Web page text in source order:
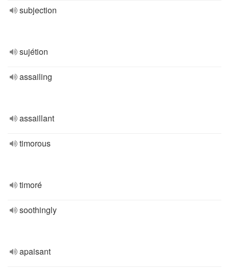
subjection
sujétion
assailing
assaillant
timorous
timoré
soothingly
apaisant